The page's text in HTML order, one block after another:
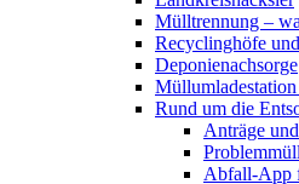
Mülltrennung –
Recyclinghöfe
Deponienachsorge
Müllumladestation
Rund um die
Anträge
Abfall-App